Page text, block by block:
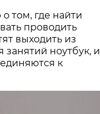
том, где найти
проводить
выходить из
ноутбук, и
к